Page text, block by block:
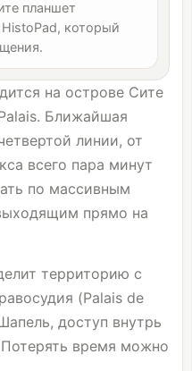
планшет
который
на острове Сите
Ближайшая
линии, от
всего пара минут
по массивным
прямо на
территорию с
(Palais de
доступ внутрь
время можно